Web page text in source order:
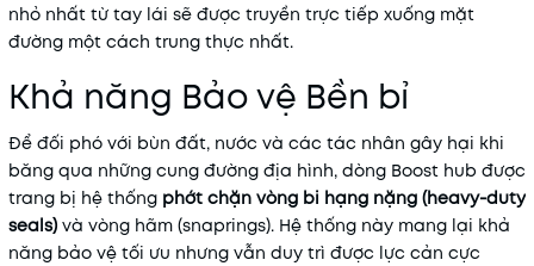
nhỏ nhất từ tay lái sẽ được truyền trực tiếp xuống mặt
đường một cách trung thực nhất.
Khả năng Bảo vệ Bền bỉ
Để đối phó với bùn đất, nước và các tác nhân gây hại khi
băng qua những cung đường địa hình, dòng Boost hub được
trang bị hệ thống phớt chặn vòng bi hạng nặng (heavy-duty
seals) và vòng hãm (snaprings). Hệ thống này mang lại khả
năng bảo vệ tối ưu nhưng vẫn duy trì được lực cản cực